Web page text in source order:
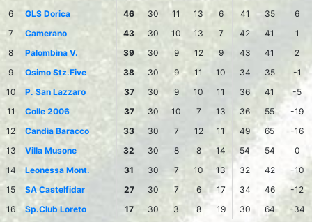
6
GLS Dorica 46 30 11 13 6 41 35
6
7
Camerano 43 30 10 13 7 42 41
1
8
Palombina V. 39 30 9 12 9 43 41
2
9
Osimo Stz.Five 38 30 9 11 10 34 35
-1
10
P. San Lazzaro 37 30 9 10 11 36 41
-5
11
Colle 2006 37 30 10 7 13 36 55
-19
12
Candia Baracco 33 30 7 12 11 49 65
-16
13
Villa Musone 32 30 8 8 14 54 54
0
14
Leonessa Mont. 31 30 7 10 13 32 42
-10
15
SA Castelfidar 27 30 7 6 17 34 46
-12
16
Sp.Club Loreto 17 30 3 8 19 30 64 -34